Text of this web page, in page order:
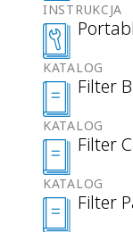
INSTRUKCJA
KATALOG
Filter
KATALOG
Filter
KATALOG
Filter